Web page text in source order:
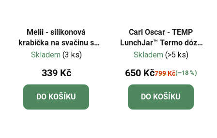
Melii - silikonová
krabička na svačinu s
víčkem Medvěd 350ml
Skladem (3 ks)
339 Kč
DO KOŠÍKU
Carl Oscar - TEMP
LunchJar™ Termo dóza
na jídlo 0,3l - limetková
Skladem (>5 ks)
650 Kč799 Kč(–18 %)
DO KOŠÍKU